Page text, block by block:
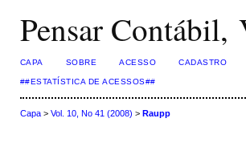
Pensar
CAPA SOBRE ACESSO CADASTRO
##ESTATÍSTICA DE ACESSOS##
Capa> Vol. 10, No 41 (2008) > Raupp